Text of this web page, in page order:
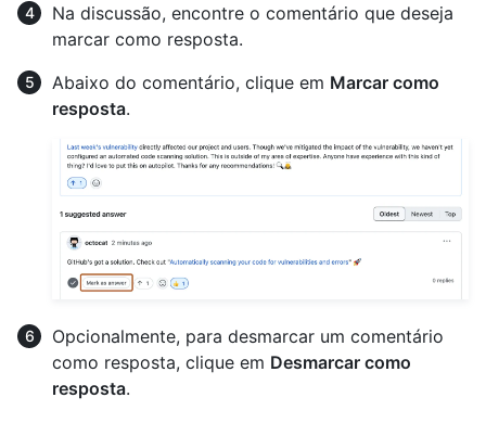
Na discussão, encontre o comentário que deseja
marcar como resposta.
Abaixo do comentário, clique em Marcar como
resposta.
Opcionalmente, para desmarcar um comentário
como resposta, clique em Desmarcar como
resposta.